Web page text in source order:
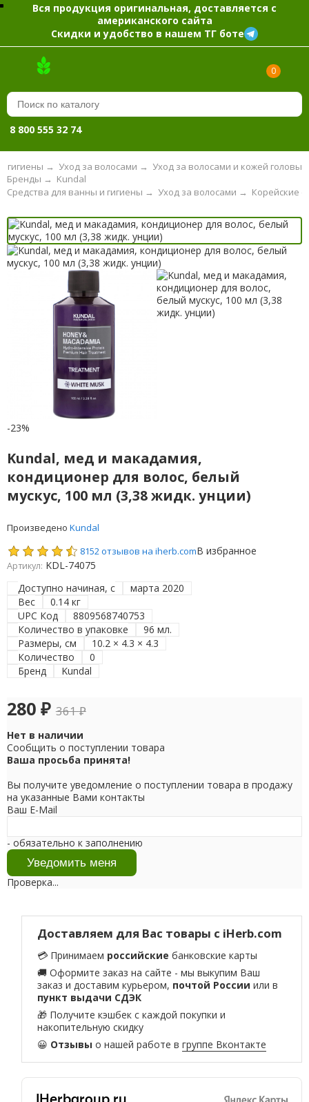
Вся продукция оригинальная, доставляется с
американского сайта
Скидки и удобство в нашем ТГ боте
0
8 800 555 32 74
гигиены → Уход за волосами → Уход за волосами и кожей головы
Kundal
Бренды →
Корейские
Уход за волосами →
Средства для ванны и гигиены →
-23%
Kundal, мед и макадамия,
кондиционер для волос, белый
мускус, 100 мл (3,38 жидк. унции)
Произведено Kundal
8152 отзывов на iherb.comВ избранное
Артикул: KDL-74075
Доступно начиная, с
марта 2020
Вес
0.14 кг
UPC Код
8809568740753
Количество в упаковке
96 мл.
Размеры, см
10.2 × 4.3 × 4.3
Количество
0
Бренд
Kundal
280 ₽ 361₽
Нет в наличии
Сообщить о поступлении товара
Ваша просьба принята!
Вы получите уведомление о поступлении товара в продажу
на указанные Вами контакты
Ваш E-Mail
- обязательно к заполнению
Проверка...
Доставляем для Вас товары с iHerb.com
💳 Принимаем российские банковские карты
🚚 Оформите заказ на сайте - мы выкупим Ваш
заказ и доставим курьером, почтой России или в
пункт выдачи СДЭК
🎁 Получите кэшбек с каждой покупки и
накопительную скидку
😀 Отзывы о нашей работе вгруппе Вконтакте